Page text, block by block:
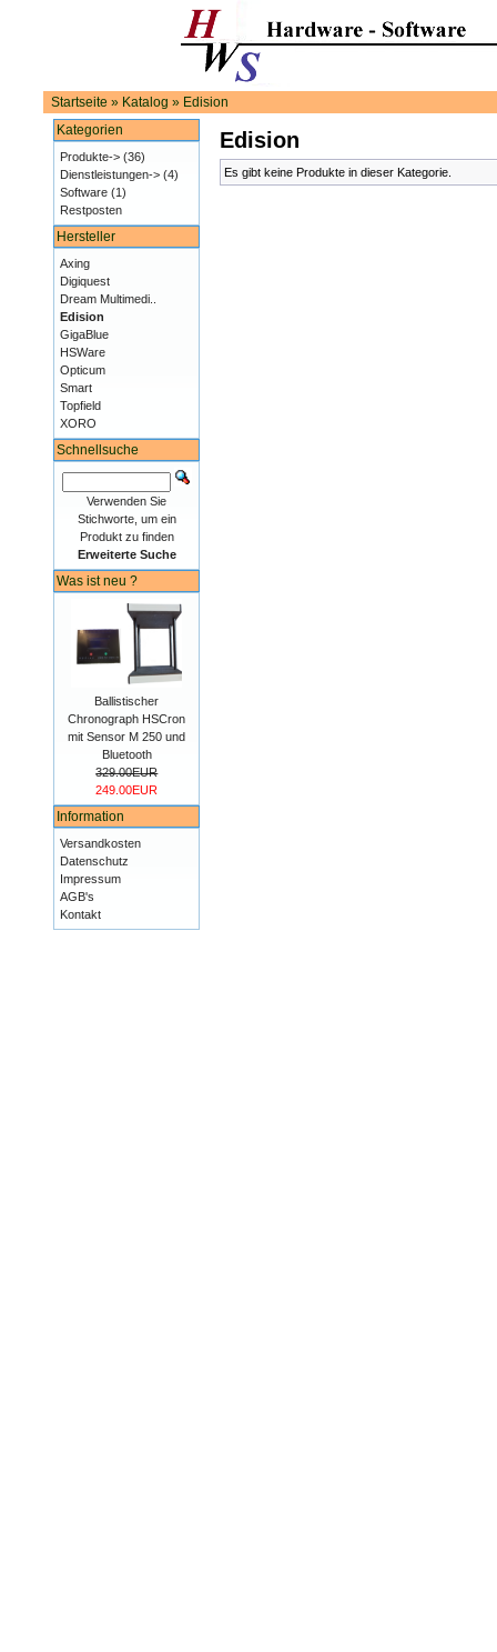
Startseite » Katalog » Edision
Edision
Es gibt keine Produkte in dieser Kategorie.
Kategorien
Produkte-> (36)
Dienstleistungen-> (4)
Software (1)
Restposten
Hersteller
Axing
Digiquest
Dream Multimedi..
Edision
GigaBlue
HSWare
Opticum
Smart
Topfield
XORO
Schnellsuche
Verwenden Sie
Stichworte, um ein
Produkt zu finden
Erweiterte Suche
Was ist neu ?
Ballistischer
Chronograph HSCron
mit Sensor M 250 und
Bluetooth
329.00EUR
249.00EUR
Information
Versandkosten
Datenschutz
Impressum
AGB's
Kontakt